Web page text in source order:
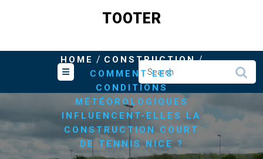
TOOTER
HOME / CONSTRUCTION/
COMMENT LES
CONDITIONS
MÉTÉOROLOGIQUES
INFLUENCENT-ELLES LA
CONSTRUCTION COURT
DE TENNIS NICE ?